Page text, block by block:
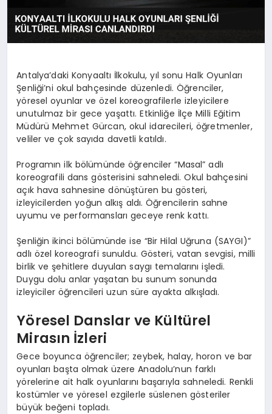
Antalya’daki Konyaaltı İlkokulu, yıl sonu Halk Oyunları
Şenliği’ni okul bahçesinde düzenledi. Öğrenciler,
yöresel oyunlar ve özel koreografilerle izleyicilere
unutulmaz bir gece yaşattı. Etkinliğe İlçe Milli Eğitim
Müdürü Mehmet Gürcan, okul idarecileri, öğretmenler,
veliler ve çok sayıda davetli katıldı.
Programın ilk bölümünde öğrenciler “Masal” adlı
koreografili dans gösterisini sahneledi. Okul bahçesini
açık hava sahnesine dönüştüren bu gösteri,
izleyicilerden yoğun alkış aldı. Öğrencilerin sahne
uyumu ve performansları geceye renk kattı.
Şenliğin ikinci bölümünde ise “Bir Hilal Uğruna (SAYGI)”
adlı özel koreografi sunuldu. Gösteri, vatan sevgisi, milli
birlik ve şehitlere duyulan saygı temalarını işledi.
Duygu dolu anlar yaşatan bu sunum sonunda
izleyiciler öğrencileri uzun süre ayakta alkışladı.
Yöresel Danslar ve Kültürel
Mirasın İzleri
Gece boyunca öğrenciler; zeybek, halay, horon ve bar
oyunları başta olmak üzere Anadolu’nun farklı
yörelerine ait halk oyunlarını başarıyla sahneledi. Renkli
kostümler ve yöresel ezgilerle süslenen gösteriler
büyük beğeni topladı.